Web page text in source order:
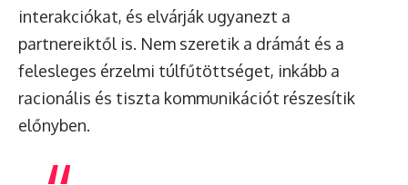
interakciókat, és elvárják ugyanezt a
partnereiktől is. Nem szeretik a drámát és a
felesleges érzelmi túlfűtöttséget, inkább a
racionális és tiszta kommunikációt részesítik
előnyben.